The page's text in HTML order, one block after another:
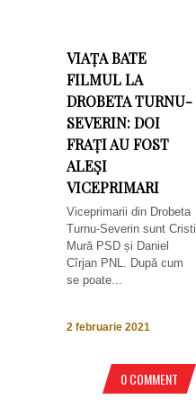
VIAȚA BATE
FILMUL LA
DROBETA TURNU-
SEVERIN: DOI
FRAȚI AU FOST
ALEȘI
VICEPRIMARI
Viceprimarii din Drobeta
Turnu-Severin sunt Cristi
Mură PSD și Daniel
Cîrjan PNL. După cum
se poate...
2 februarie 2021
0 COMMENT